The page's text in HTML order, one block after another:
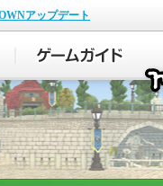
アップデート